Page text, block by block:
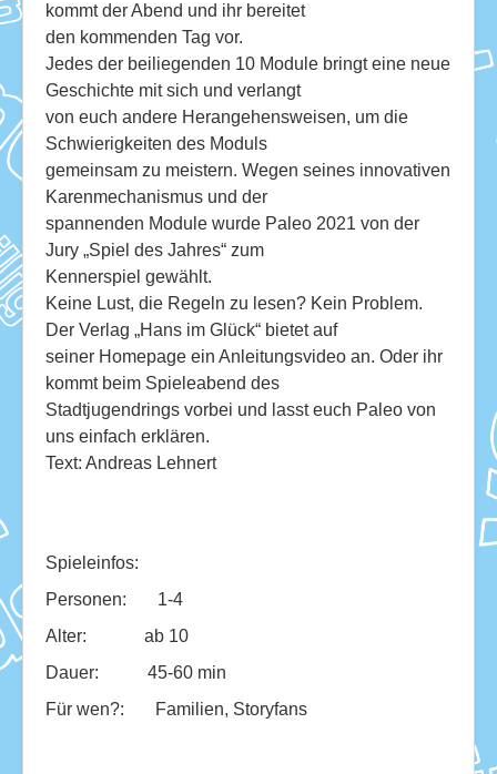
kommt der Abend und ihr bereitet
den kommenden Tag vor.
Jedes der beiliegenden 10 Module bringt eine neue
Geschichte mit sich und verlangt
von euch andere Herangehensweisen, um die
Schwierigkeiten des Moduls
gemeinsam zu meistern. Wegen seines innovativen
Karenmechanismus und der
spannenden Module wurde Paleo 2021 von der
Jury „Spiel des Jahres“ zum
Kennerspiel gewählt.
Keine Lust, die Regeln zu lesen? Kein Problem.
Der Verlag „Hans im Glück“ bietet auf
seiner Homepage ein Anleitungsvideo an. Oder ihr
kommt beim Spieleabend des
Stadtjugendrings vorbei und lasst euch Paleo von
uns einfach erklären.
Text: Andreas Lehnert
Spieleinfos:
Personen: 1-4
Alter: ab 10
Dauer: 45-60 min
Für wen?: Familien, Storyfans